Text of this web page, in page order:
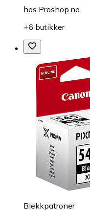
hos Proshop.no
+6 butikker
Blekkpatroner